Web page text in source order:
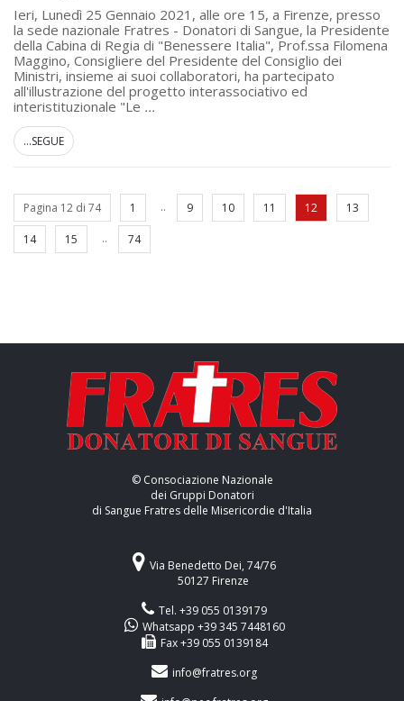
Ieri, Lunedì 25 Gennaio 2021, alle ore 15, a Firenze, presso
la sede nazionale Fratres - Donatori di Sangue, la Presidente
della Cabina di Regia di "Benessere Italia", Prof.ssa Filomena
Maggino, Consigliere del Presidente del Consiglio dei
Ministri, insieme ai suoi collaboratori, ha partecipato
all'illustrazione del progetto interassociativo ed
interistituzionale "Le ...
...SEGUE
Pagina 12 di 74 1 .. 9 10 11 12 13
14 15 .. 74
© Consociazione Nazionale
dei Gruppi Donatori
di Sangue Fratres delle Misericordie d'Italia
Via Benedetto Dei, 74/76
50127 Firenze
Tel. +39 055 0139179
Whatsapp +39 345 7448160
Fax +39 055 0139184
info@fratres.org